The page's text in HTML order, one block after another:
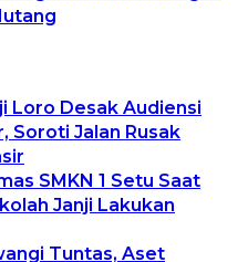
Loro Desak Audiensi
Soroti Jalan Rusak
SMKN 1 Setu Saat
Janji Lakukan
Tuntas, Aset